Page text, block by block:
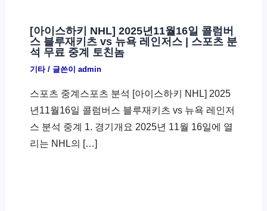
[아이스하키 NHL] 2025년11월16일 콜럼버
스 블루재키츠 vs 뉴욕 레인저스 | 스포츠 분
석 무료 중계 토친놈
기타/ 글쓴이 admin
스포츠 중계스포츠 분석 [아이스하키 NHL] 2025
년11월16일 콜럼버스 블루재키츠 vs 뉴욕 레인저
스 분석 중계 1. 경기개요 2025년 11월 16일에 열
리는 NHL의 […]